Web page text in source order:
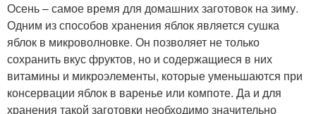
Осень – самое время для домашних заготовок на зиму.
Одним из способов хранения яблок является сушка
яблок в микроволновке. Он позволяет не только
сохранить вкус фруктов, но и содержащиеся в них
витамины и микроэлементы, которые уменьшаются при
консервации яблок в варенье или компоте. Да и для
хранения такой заготовки необходимо значительно